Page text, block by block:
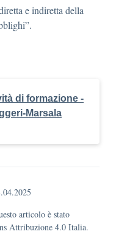
e indiretta della
di formazione -
Marsala
articolo è stato
Attribuzione 4.0 Italia.